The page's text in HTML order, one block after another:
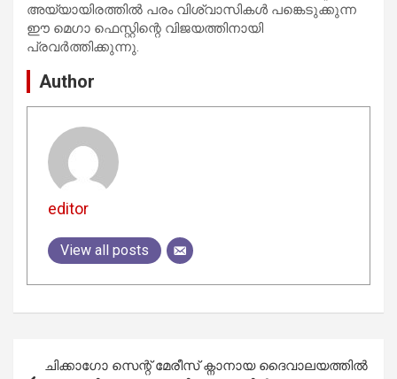
അയ്യായിരത്തിൽ പരം വിശ്വാസികൾ പങ്കെടുക്കുന്ന
ഈ മെഗാ ഫെസ്റ്റിന്റെ വിജയത്തിനായി
പ്രവർത്തിക്കുന്നു.
Author
editor
View all posts
ചിക്കാഗോ സെന്റ് മേരീസ് ക്നാനായ ദൈവാലയത്തിൽ